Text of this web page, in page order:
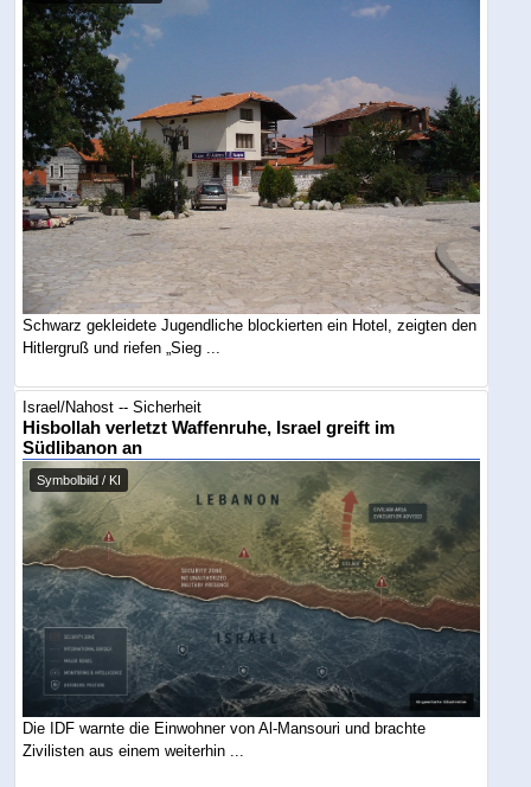
Schwarz gekleidete Jugendliche blockierten ein Hotel, zeigten den
Hitlergruß und riefen „Sieg ...
Israel/Nahost -- Sicherheit
Hisbollah verletzt Waffenruhe, Israel greift im
Südlibanon an
Symbolbild / KI
Die IDF warnte die Einwohner von Al-Mansouri und brachte
Zivilisten aus einem weiterhin ...